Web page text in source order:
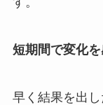
短期間で変化
早く結果を出